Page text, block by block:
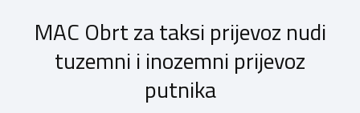
MAC Obrt za taksi prijevoz nudi
tuzemni i inozemni prijevoz
putnika